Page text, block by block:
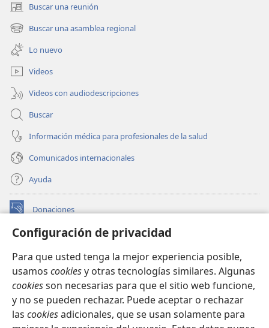
Configuración de privacidad
Para que usted tenga la mejor experiencia posible,
usamos cookiesy otras tecnologías similares. Algunas
cookiesson necesarias para que el sitio web funcione,
y no se pueden rechazar. Puede aceptar o rechazar
las cookiesadicionales, que se usan solamente para
Buscar una reunión
(abre
una
nueva
ventana)
Buscar una asamblea regional
(abre
una
nueva
ventana)
Lo nuevo
Videos
Videos con audiodescripciones
Buscar
Información médica para profesionales de la salud
Comunicados internacionales
Ayuda
Donaciones
(abre
una
nueva BIBLIOTECA EN LÍNEA Watchtower™
una
nueva
ventana)
JW Hub
(abre
una
nueva
ventana)
JW Library
Watchtower Library